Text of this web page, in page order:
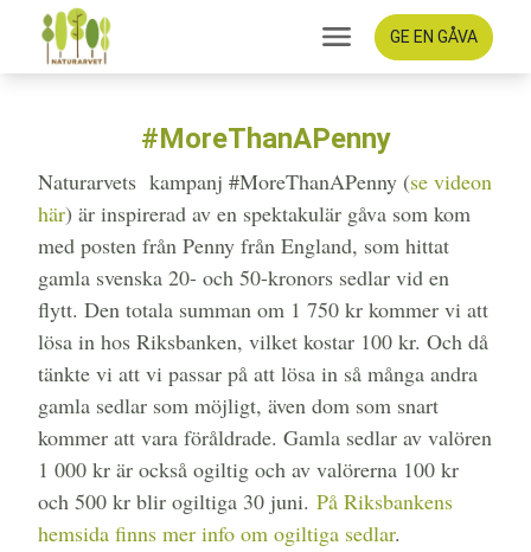
GE EN GÅVA
#MoreThanAPenny
Naturarvets kampanj #MoreThanAPenny (se videon
här) är inspirerad av en spektakulär gåva som kom
med posten från Penny från England, som hittat
gamla svenska 20- och 50-kronors sedlar vid en
flytt. Den totala summan om 1 750 kr kommer vi att
lösa in hos Riksbanken, vilket kostar 100 kr. Och då
tänkte vi att vi passar på att lösa in så många andra
gamla sedlar som möjligt, även dom som snart
kommer att vara föråldrade. Gamla sedlar av valören
1 000 kr är också ogiltig och av valörerna 100 kr
och 500 kr blir ogiltiga 30 juni. På Riksbankens
hemsida finns mer info om ogiltiga sedlar.